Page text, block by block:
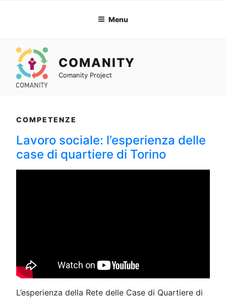
Menu
COMANITY
Comanity Project
COMPETENZE
Lavoro sociale: l’esperienza delle
case di quartiere di Torino
L’esperienza della Rete delle Case di Quartiere di